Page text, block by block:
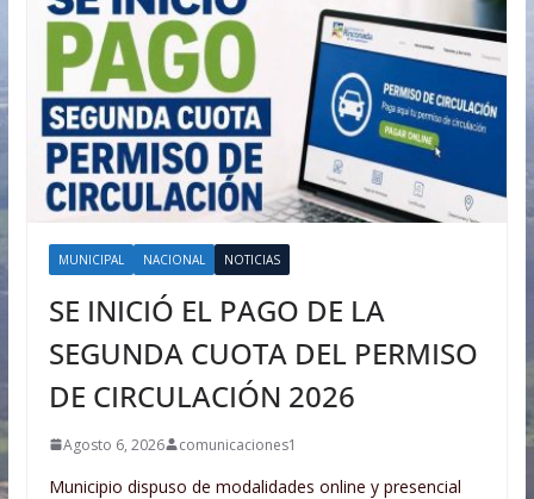
MUNICIPAL NACIONAL NOTICIAS
SE INICIÓ EL PAGO DE LA
SEGUNDA CUOTA DEL PERMISO
DE CIRCULACIÓN 2026
Agosto 6, 2026 comunicaciones1
Municipio dispuso de modalidades online y presencial